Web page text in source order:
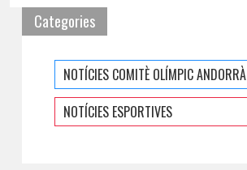
Categories
NOTÍCIES COMITÈ OLÍMPIC ANDORRÀ
NOTÍCIES ESPORTIVES